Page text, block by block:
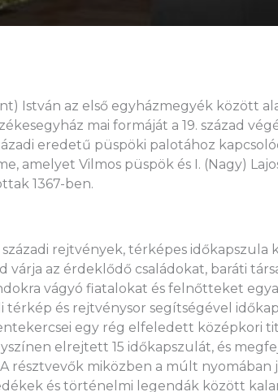
István az első egyházmegyék között
mai formáját a 19. század
eredetű püspöki palotához
amelyet Vilmos püspök és I. (Nagy)
1367-ben.
rejtvények, térképes időkapszula
az érdeklődő családokat, baráti
vágyó fiatalokat és felnőtteket
térkép és rejtvénysor segítségével
egy rég elfeledett középkori
elrejtett 15 időkapszulát, és
résztvevők miközben a múlt nyomában
és történelmi legendák között